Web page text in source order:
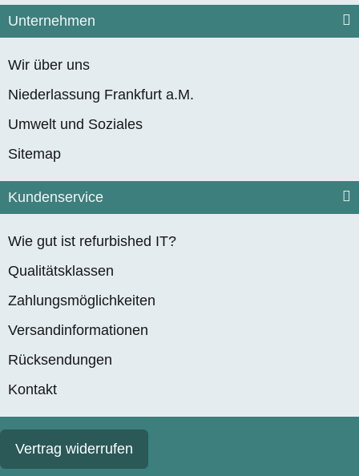
Unternehmen
Wir über uns
Niederlassung Frankfurt a.M.
Umwelt und Soziales
Sitemap
Kundenservice
Wie gut ist refurbished IT?
Qualitätsklassen
Zahlungsmöglichkeiten
Versandinformationen
Rücksendungen
Kontakt
Vertrag widerrufen